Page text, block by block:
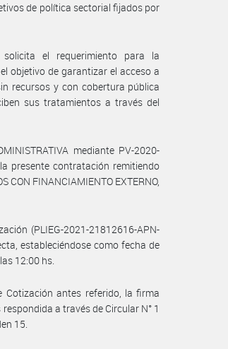
de política sectorial fijados por
solicita el requerimiento para la
objetivo de garantizar el acceso a
recursos y con cobertura pública
sus tratamientos a través del
mediante PV-2020-
presente contratación remitiendo
CON FINANCIAMIENTO EXTERNO,
(PLIEG-2021-21812616-APN-
estableciéndose como fecha de
12:00 hs.
Cotización antes referido, la firma
a través de Circular N° 1
15.